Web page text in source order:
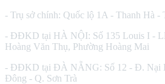
- Trụ sở chính: Quốc lộ 1A - Thanh Hà -
- ĐĐKD tại HÀ NỘI: Số 135 Louis I -
Hoàng Văn Thụ, Phường Hoàng Mai
- ĐĐKD tại ĐÀ NẴNG: Số 12 - Đ. Nại
Đông - Q. Sơn Trà